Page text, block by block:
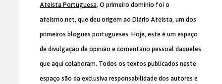
Ateísta Portuguesa. O primeiro domínio foi o
ateismo.net, que deu origem ao Diário Ateísta, um dos
primeiros blogues portugueses. Hoje, este é um espaço
de divulgação de opinião e comentário pessoal daqueles
que aqui colaboram. Todos os textos publicados neste
espaço são da exclusiva responsabilidade dos autores e